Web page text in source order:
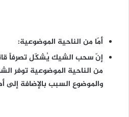
أمّا من الناحية الموضوعية:
إنّ سحب الشيك يُشكّل تصرفاً
من الناحية الموضوعية توفر
والموضوع السبب بالإضافة إلى